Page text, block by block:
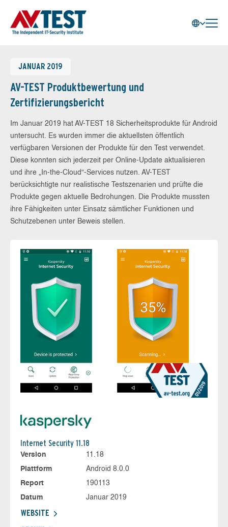
JANUAR 2019
AV-TEST Produktbewertung und
Zertifizierungsbericht
Im Januar 2019 hat AV-TEST 18 Sicherheitsprodukte für Android
untersucht. Es wurden immer die aktuellsten öffentlich
verfügbaren Versionen der Produkte für den Test verwendet.
Diese konnten sich jederzeit per Online-Update aktualisieren
und ihre „In-the-Cloud“-Services nutzen. AV-TEST
berücksichtigte nur realistische Testszenarien und prüfte die
Produkte gegen aktuelle Bedrohungen. Die Produkte mussten
ihre Fähigkeiten unter Einsatz sämtlicher Funktionen und
Schutzebenen unter Beweis stellen.
Internet Security 11.18
Version
11.18
Plattform
Android 8.0.0
Report
190113
Datum
Januar 2019
WEBSITE